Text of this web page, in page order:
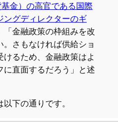
金）の高官である国際
ングディレクターのギ
「金融政策の枠組みを改
さもなければ供給ショ
けるため、金融政策はよ
に直面するだろう」と述
下の通りです。